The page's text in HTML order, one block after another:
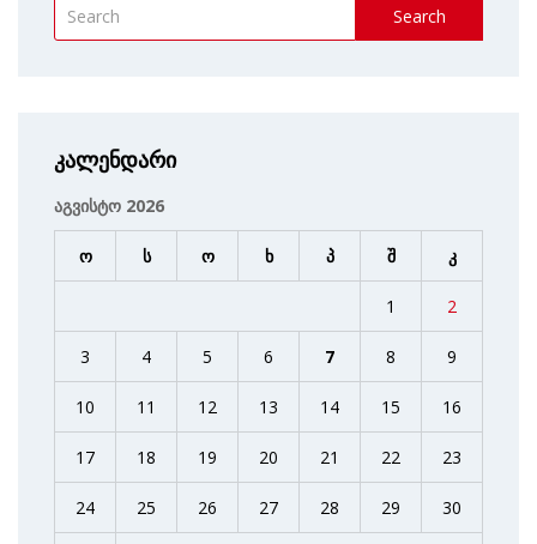
Search
კალენდარი
აგვისტო 2026
ო ს ო ხ პ შ კ
1 2
3 4 5 6 7 8 9
10 11 12 13 14 15 16
17 18 19 20 21 22 23
24 25 26 27 28 29 30